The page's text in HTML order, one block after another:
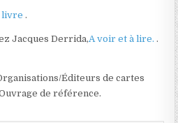
livre .
Jacques Derrida,A voir et à lire. .
Éditeurs de cartes
de référence.